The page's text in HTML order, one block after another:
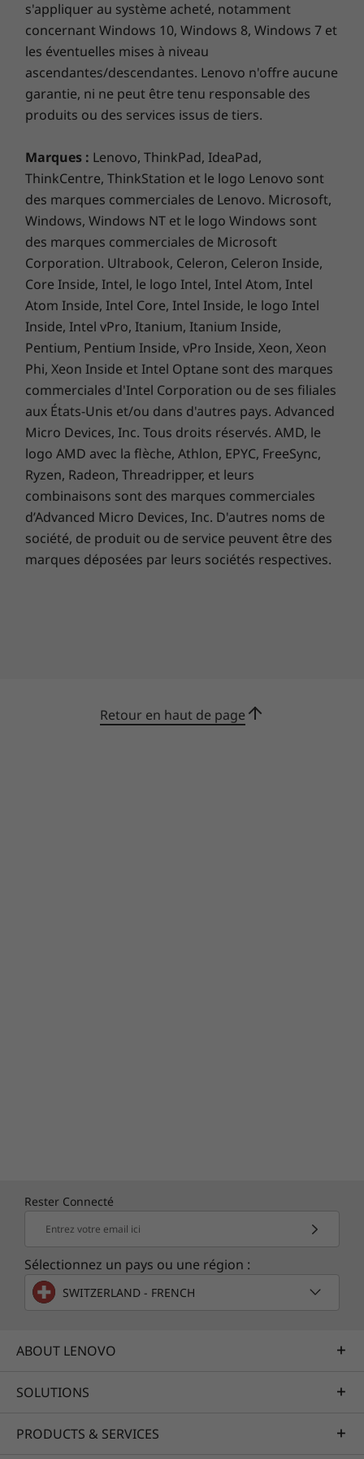
tout moment.
Personnalisez
l’apparence et
préservez
l’environnement
Personnalisez votre espace de travail avec cet
ordinateur de bureau élégant, équipé d’un
processeur Intel® et conçu pour se fondre
dans tout environnement ou décor. Il est livré
dans une couleur Cloud Grey élégante. Vous
pouvez également changer son look avec un
panneau frontal Sunglow Orange éclatant. De
plus, il est partiellement conçu à partir de
plastiques recyclés, ce qui contribue à réduire
uniquement)
Guide de démarrage rapide
Spécifications techniques complètes
Référence des spécifications des produits :modèles,
spécifications, documents, compatibilité (en anglais)
s'appliquer au système acheté, notamment
concernant Windows 10, Windows 8, Windows 7 et
les éventuelles mises à niveau
ascendantes/descendantes. Lenovo n'offre aucune
garantie, ni ne peut être tenu responsable des
produits ou des services issus de tiers.
Marques : Lenovo, ThinkPad, IdeaPad,
ThinkCentre, ThinkStation et le logo Lenovo sont
des marques commerciales de Lenovo. Microsoft,
Windows, Windows NT et le logo Windows sont
des marques commerciales de Microsoft
Corporation. Ultrabook, Celeron, Celeron Inside,
Core Inside, Intel, le logo Intel, Intel Atom, Intel
Atom Inside, Intel Core, Intel Inside, le logo Intel
Inside, Intel vPro, Itanium, Itanium Inside,
Pentium, Pentium Inside, vPro Inside, Xeon, Xeon
Phi, Xeon Inside et Intel Optane sont des marques
commerciales d'Intel Corporation ou de ses filiales
aux États-Unis et/ou dans d'autres pays. Advanced
Micro Devices, Inc. Tous droits réservés. AMD, le
logo AMD avec la flèche, Athlon, EPYC, FreeSync,
Ryzen, Radeon, Threadripper, et leurs
combinaisons sont des marques commerciales
d’Advanced Micro Devices, Inc. D'autres noms de
société, de produit ou de service peuvent être des
marques déposées par leurs sociétés respectives.
Retour en haut de page
Rester Connecté
Entrez votre email ici
Sélectionnez un pays ou une région :
SWITZERLAND - FRENCH
ABOUT LENOVO
SOLUTIONS
PRODUCTS & SERVICES